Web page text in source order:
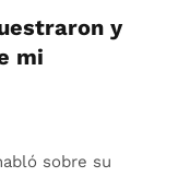
y
mi
sobre su